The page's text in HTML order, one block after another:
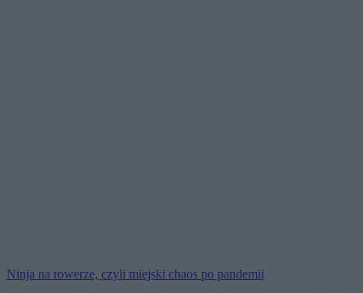
Ninja na rowerze, czyli miejski chaos po pandemii